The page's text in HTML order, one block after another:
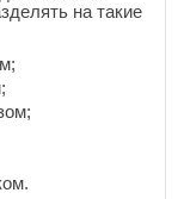
на такие